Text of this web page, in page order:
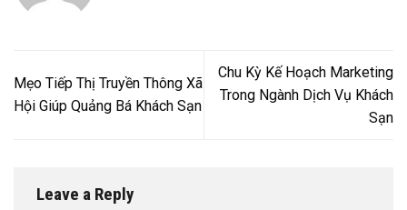
Mẹo Tiếp Thị Truyền Thông Xã
Hội Giúp Quảng Bá Khách Sạn
Chu Kỳ Kế Hoạch Marketing
Trong Ngành Dịch Vụ Khách
Sạn
Leave a Reply